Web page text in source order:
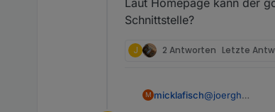
Steuerung enthält.
über den Tesla
Schnittstelle?
J 2 Antworten Letzte
M micklafisch@joergh